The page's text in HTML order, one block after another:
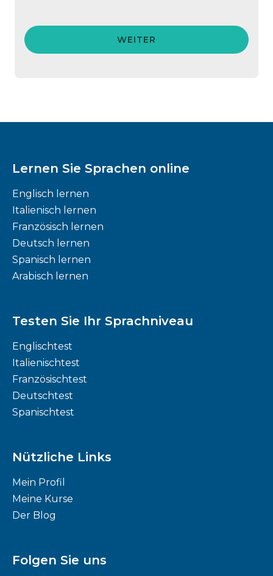
WEITER
Lernen Sie Sprachen online
Englisch lernen
Italienisch lernen
Französisch lernen
Deutsch lernen
Spanisch lernen
Arabisch lernen
Testen Sie Ihr Sprachniveau
Englischtest
Italienischtest
Französischtest
Deutschtest
Spanischtest
Nützliche Links
Mein Profil
Meine Kurse
Der Blog
Folgen Sie uns